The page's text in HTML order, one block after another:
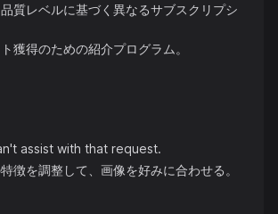
質レベルに基づく異なるサブスクリプシ
獲得のための紹介プログラム。
assist with that request.
徴を調整して、画像を好みに合わせる。